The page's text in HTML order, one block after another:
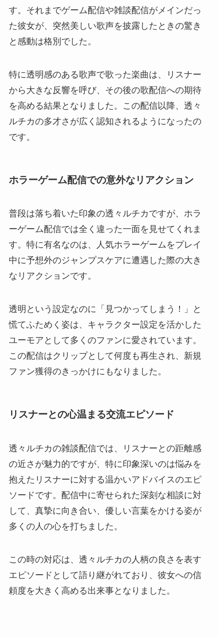
す。それまでゲーム配信や雑談配信がメインだっ
た彼女が、突然美しい歌声を披露したときの驚き
と感動は格別でした。
特に透明感のある歌声で歌った楽曲は、リスナー
から大きな反響を呼び、その後の歌配信への期待
を高める結果となりました。この配信以降、透々
ルチカの多才さが広く認知されるようになったの
です。
ホラーゲーム配信での意外なリアクション
普段は落ち着いた印象の透々ルチカですが、ホラ
ーゲーム配信では全く違った一面を見せてくれま
す。特に有名なのは、人気ホラーゲームをプレイ
中に予想外のジャンプスケアに遭遇した際の大き
なリアクションです。
透明という設定なのに「見つかってしまう！」と
慌てふためく姿は、キャラクター設定を活かした
ユーモアとして多くのファンに愛されています。
この配信はクリップとして何度も再生され、新規
ファン獲得のきっかけにもなりました。
リスナーとの心温まる交流エピソード
透々ルチカの雑談配信では、リスナーとの距離感
の近さが魅力的ですが、特に印象深いのは悩みを
抱えたリスナーに対する温かいアドバイスのエピ
ソードです。配信中に寄せられた深刻な相談に対
して、真摯に向き合い、優しい言葉をかける姿が
多くの人の心を打ちました。
この時の対応は、透々ルチカの人柄の良さを表す
エピソードとして語り継がれており、彼女への信
頼度を大きく高める出来事となりました。